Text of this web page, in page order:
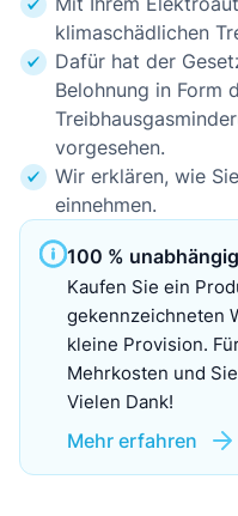
klimaschädlichen
Dafür hat der
Belohnung in Form
vorgesehen.
Wir erklären, wie
einnehmen.
100 %
Kaufen Sie ein
gekennzeichneten
kleine Provision.
Mehrkosten und
Vielen Dank!
Mehr erfahren